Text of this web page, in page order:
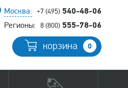
Москва: +7 (495) 540-48-06
Регионы: 8 (800) 555-78-06
корзина 0